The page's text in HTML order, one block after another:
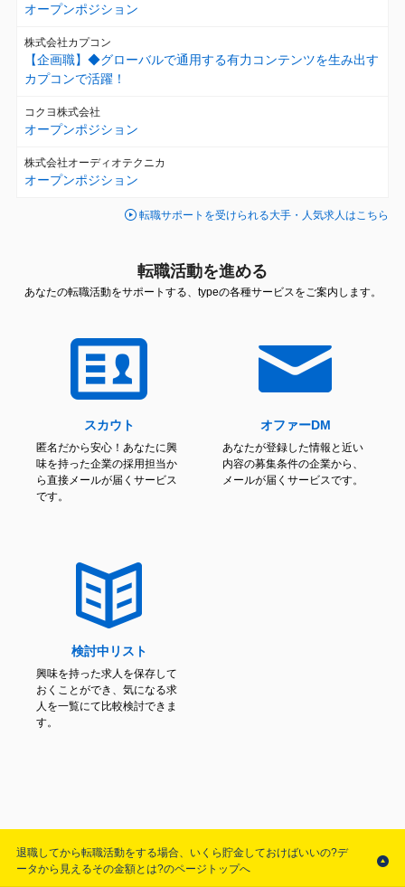
オープンポジション
株式会社カプコン
【企画職】◆グローバルで通用する有力コンテンツを生み出す
カプコンで活躍！
コクヨ株式会社
オープンポジション
株式会社オーディオテクニカ
オープンポジション
転職サポートを受けられる大手・人気求人はこちら
転職活動を進める
あなたの転職活動をサポートする、typeの各種サービスをご案内します。
スカウト
匿名だから安心！あなたに興
味を持った企業の採用担当か
ら直接メールが届くサービス
です。
オファーDM
あなたが登録した情報と近い
内容の募集条件の企業から、
メールが届くサービスです。
検討中リスト
興味を持った求人を保存して
おくことができ、気になる求
人を一覧にて比較検討できま
す。
退職してから転職活動をする場合、いくら貯金しておけばいいの?デ
ータから見えるその金額とは?のページトップへ